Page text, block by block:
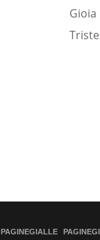
Gioia
PAGINEGIALLE